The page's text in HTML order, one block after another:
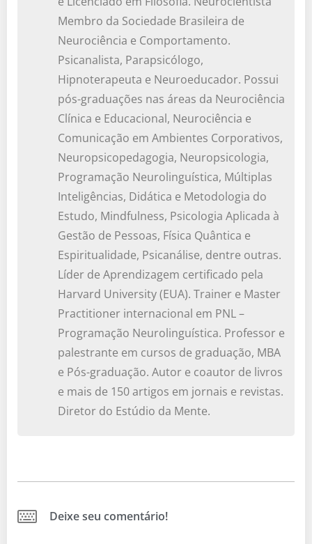
Membro da Sociedade Brasileira de
Neurociência e Comportamento.
Psicanalista, Parapsicólogo,
Hipnoterapeuta e Neuroeducador. Possui
pós-graduações nas áreas da Neurociência
Clínica e Educacional, Neurociência e
Comunicação em Ambientes Corporativos,
Neuropsicopedagogia, Neuropsicologia,
Programação Neurolinguística, Múltiplas
Inteligências, Didática e Metodologia do
Estudo, Mindfulness, Psicologia Aplicada à
Gestão de Pessoas, Física Quântica e
Espiritualidade, Psicanálise, dentre outras.
Líder de Aprendizagem certificado pela
Harvard University (EUA). Trainer e Master
Practitioner internacional em PNL –
Programação Neurolinguística. Professor e
palestrante em cursos de graduação, MBA
e Pós-graduação. Autor e coautor de livros
e mais de 150 artigos em jornais e revistas.
Diretor do Estúdio da Mente.
Deixe seu comentário!